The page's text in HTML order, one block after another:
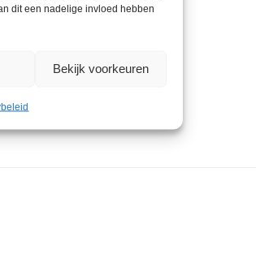
dit een nadelige invloed hebben
Bekijk voorkeuren